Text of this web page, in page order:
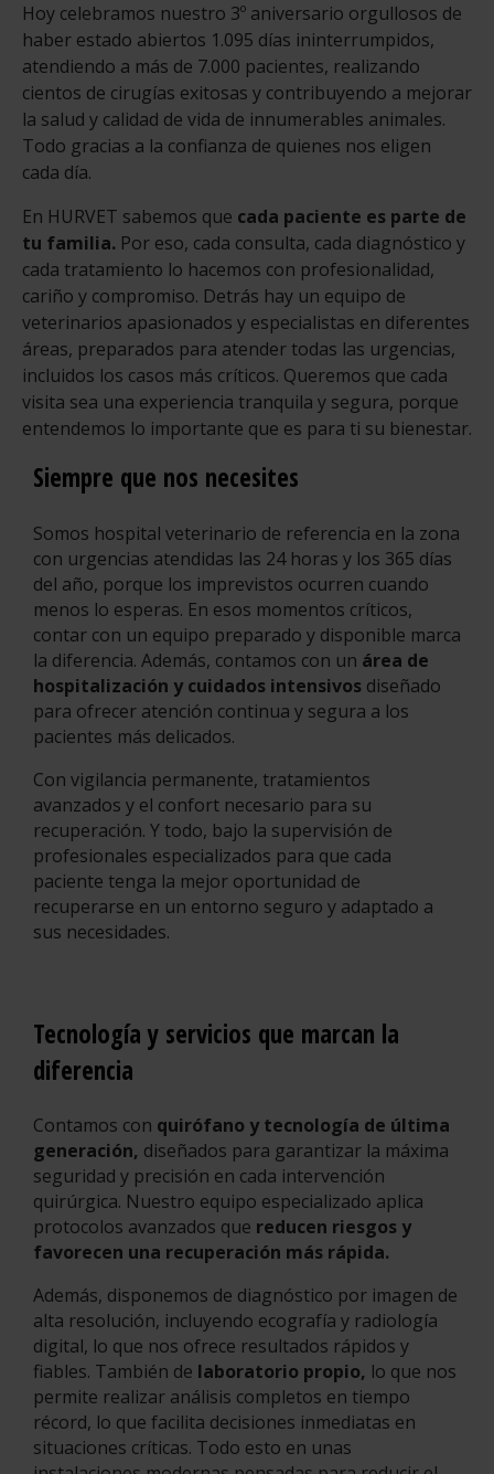
Hoy celebramos nuestro 3º aniversario orgullosos de
haber estado abiertos 1.095 días ininterrumpidos,
atendiendo a más de 7.000 pacientes, realizando
cientos de cirugías exitosas y contribuyendo a mejorar
la salud y calidad de vida de innumerables animales.
Todo gracias a la confianza de quienes nos eligen
cada día.
En HURVET sabemos que cada paciente es parte de
tu familia. Por eso, cada consulta, cada diagnóstico y
cada tratamiento lo hacemos con profesionalidad,
cariño y compromiso. Detrás hay un equipo de
veterinarios apasionados y especialistas en diferentes
áreas, preparados para atender todas las urgencias,
incluidos los casos más críticos. Queremos que cada
visita sea una experiencia tranquila y segura, porque
entendemos lo importante que es para ti su bienestar.
Siempre que nos necesites
Somos hospital veterinario de referencia en la zona
con urgencias atendidas las 24 horas y los 365 días
del año, porque los imprevistos ocurren cuando
menos lo esperas. En esos momentos críticos,
contar con un equipo preparado y disponible marca
la diferencia. Además, contamos con un área de
hospitalización y cuidados intensivos diseñado
para ofrecer atención continua y segura a los
pacientes más delicados.
Con vigilancia permanente, tratamientos
avanzados y el confort necesario para su
recuperación. Y todo, bajo la supervisión de
profesionales especializados para que cada
paciente tenga la mejor oportunidad de
recuperarse en un entorno seguro y adaptado a
sus necesidades.
Tecnología y servicios que marcan la
diferencia
Contamos con quirófano y tecnología de última
generación, diseñados para garantizar la máxima
seguridad y precisión en cada intervención
quirúrgica. Nuestro equipo especializado aplica
protocolos avanzados que reducen riesgos y
favorecen una recuperación más rápida.
Además, disponemos de diagnóstico por imagen de
alta resolución, incluyendo ecografía y radiología
digital, lo que nos ofrece resultados rápidos y
fiables. También de laboratorio propio, lo que nos
permite realizar análisis completos en tiempo
récord, lo que facilita decisiones inmediatas en
situaciones críticas. Todo esto en unas